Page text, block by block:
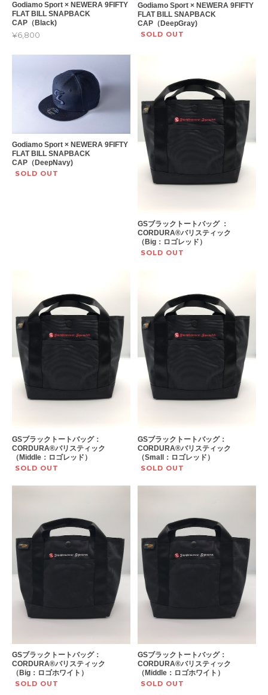
Godiamo Sport × NEWERA 9FIFTY
FLAT BILL SNAPBACK
CAP（Black)
¥6,800
Godiamo Sport × NEWERA 9FIFTY
FLAT BILL SNAPBACK
CAP（DeepGray)
SOLD OUT
Godiamo Sport × NEWERA 9FIFTY
FLAT BILL SNAPBACK
CAP（DeepNavy)
SOLD OUT
GSブラックトートバッグ ：
CORDURA®︎バリスティック
（Big：ロゴレッド）
SOLD OUT
GSブラックトートバッグ：
CORDURA®︎バリスティック
（Middle：ロゴレッド）
SOLD OUT
GSブラックトートバッグ：
CORDURA®︎バリスティック
（Small：ロゴレッド）
SOLD OUT
GSブラックトートバッグ：
CORDURA®︎バリスティック
（Big：ロゴホワイト）
SOLD OUT
GSブラックトートバッグ：
CORDURA®︎バリスティック
（Middle：ロゴホワイト）
SOLD OUT